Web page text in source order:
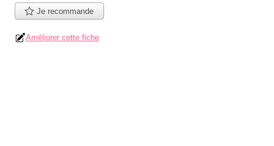
Je recommande
Améliorer cette fiche